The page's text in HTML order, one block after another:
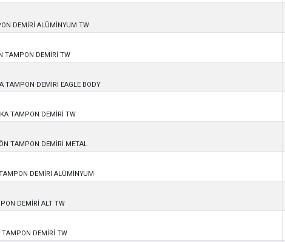
DEMİRİ ALÜMİNYUM TW
TAMPON DEMİRİ TW
TAMPON DEMİRİ EAGLE BODY
TAMPON DEMİRİ TW
TAMPON DEMİRİ METAL
DEMİRİ ALÜMİNYUM
DEMİRİ ALT TW
TAMPON DEMİRİ TW